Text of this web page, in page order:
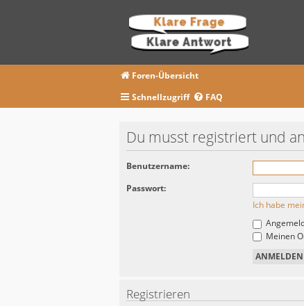
Foren-Übersicht
Schnellzugriff
FAQ
Du musst registriert und
Benutzername:
Passwort:
Ich habe
Meinen
Registrieren